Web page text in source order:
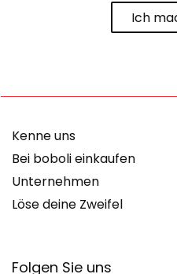
Ich
Folgen Sie uns
Kenne uns
Bei boboli einkaufen
Unternehmen
Löse deine Zweifel